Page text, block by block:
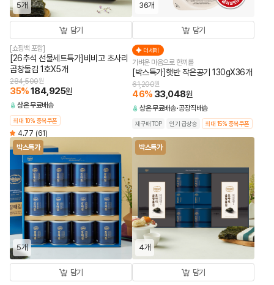
5개
담기
[쇼핑백 포함]
[26추석 선물세트특가]비비고 초사리
곱창돌김 1호X5개
284,500원
35%184,925원
상온무료배송
최대 10% 중복쿠폰
4.77 (61)
36개
담기
더세페
가벼운 마음으로 한끼를
[박스특가]햇반 작은공기 130gX36개
61,200원
46% 33,048원
상온무료배송 공장직배송
재구매TOP 인기 급상승 최대 15% 중복쿠폰
박스특가
5개
담기
박스특가
4개
담기